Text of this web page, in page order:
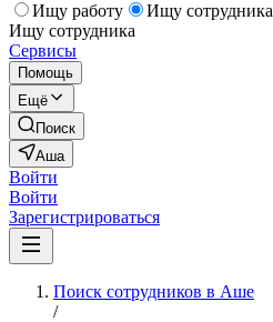
Ищу работу
Ищу сотрудника
Ищу сотрудника
Сервисы
Помощь
Ещё
Поиск
Аша
Войти
Войти
Зарегистрироваться
Поиск сотрудников в Аше
/